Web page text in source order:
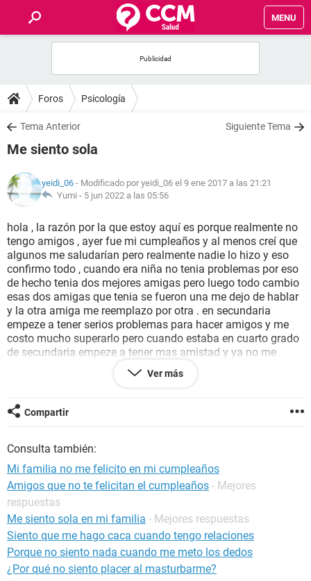
MENU
FOROS
SALUD
NUTRICIÓN
BIENESTAR
SEXUALIDAD
GLOSARIO
Foros Psicología
Tema Anterior Siguiente Tema
Me siento sola
yeidi_06 - Modificado por yeidi_06 el 9 ene 2017 a las 21:21
Yumi - 5 jun 2022 a las 05:56
hola , la razón por la que estoy aquí es porque realmente no
tengo amigos , ayer fue mi cumpleaños y al menos creí que
algunos me saludarían pero realmente nadie lo hizo y eso
confirmo todo , cuando era niña no tenia problemas por eso
de hecho tenia dos mejores amigas pero luego todo cambio
esas dos amigas que tenia se fueron una me dejo de hablar
y la otra amiga me reemplazo por otra . en secundaria
empeze a tener serios problemas para hacer amigos y me
costo mucho superarlo pero cuando estaba en cuarto grado
de secundaria empeze a tener mas amistad y ya no me
sentía tan sola pero cuando salí de secundaria y fui a la
universidad realmente me choque ya que nadie quería ser mi
pasado(2016) me integraron a un pequeño grupo de chicas
en la que compartimos tareas y creí que habia ganado
vacaciones ahora ni me hablan y lo que es peor ayer que fue
mi cumpleaños ni me saludaron por eso ni mis compañeron
de la universidad y mis ex compañeros de la secundaria con
los que aun mantenía contacto , y ahora realmente me
siento sola , mi familia me dice por que no salgo y la verdad
no es porque no quiera , es porque no tengo amigas con
quien salir ni platicar , yo no soy muy tímida , pero cuando
alguien necesita de mi yo siempre he ayudado y cuando se
trata de mi nadue me quiere ayudar ni les interesa ayudarme
ni siquiera a las que llegue a considerar amigas que eran
Ver más
Compartir
Consulta también:
Mi familia no me felicito en mi cumpleaños
Amigos que no te felicitan el cumpleaños - Mejores
respuestas
Me siento sola en mi familia - Mejores respuestas
Siento que me hago caca cuando tengo relaciones
Porque no siento nada cuando me meto los dedos
¿Por qué no siento placer al masturbarme?